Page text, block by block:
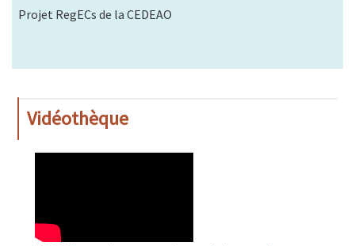
Projet RegECs de la CEDEAO
Vidéothèque